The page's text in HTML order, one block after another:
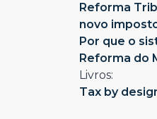
Reforma
novo
Por que o
Reforma do
Livros:
Tax by